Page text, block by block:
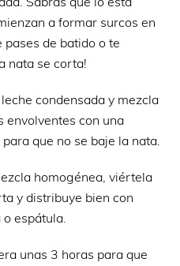
a formar surcos en
pases de batido o te
nata se corta!
condensada y mezcla
envolventes con una
que no se baje la nata.
homogénea, viértela
y distribuye bien con
espátula.
unas 3 horas para que